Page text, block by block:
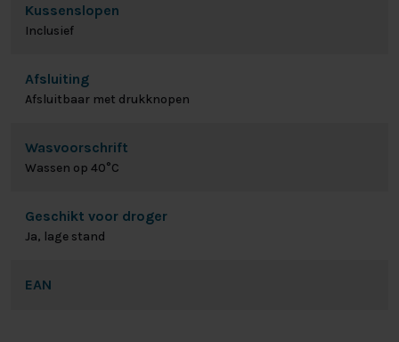
Kussenslopen
Inclusief
Afsluiting
Afsluitbaar met drukknopen
Wasvoorschrift
Wassen op 40°C
Geschikt voor droger
Ja, lage stand
EAN